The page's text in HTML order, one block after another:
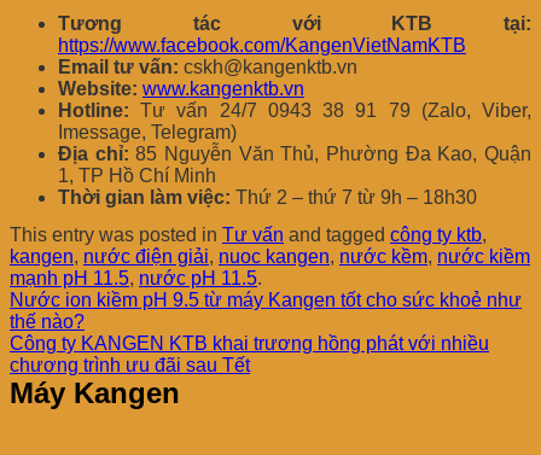
Tương tác với KTB tại:
https://www.facebook.com/KangenVietNamKTB
Email tư vấn: cskh@kangenktb.vn
Website: www.kangenktb.vn
Hotline: Tư vấn 24/7 0943 38 91 79 (Zalo, Viber,
Imessage, Telegram)
Địa chỉ: 85 Nguyễn Văn Thủ, Phường Đa Kao, Quận
1, TP Hồ Chí Minh
Thời gian làm việc: Thứ 2 – thứ 7 từ 9h – 18h30
This entry was posted in Tư vấn and tagged công ty ktb,
kangen, nước điện giải, nuoc kangen, nước kềm, nước kiềm
mạnh pH 11.5, nước pH 11.5.
Nước ion kiềm pH 9.5 từ máy Kangen tốt cho sức khoẻ như
thế nào?
Công ty KANGEN KTB khai trương hồng phát với nhiều
chương trình ưu đãi sau Tết
Máy Kangen